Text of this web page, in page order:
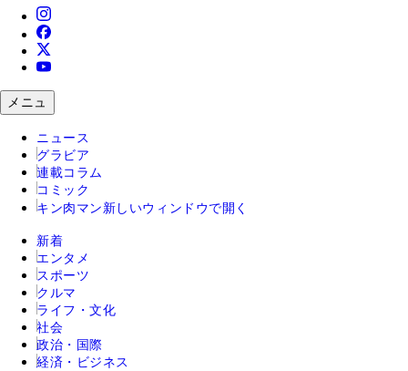
メニュ
ニュース
グラビア
連載コラム
コミック
キン肉マン 新しいウィンドウで開く
新着
エンタメ
スポーツ
クルマ
ライフ・文化
社会
政治・国際
経済・ビジネス